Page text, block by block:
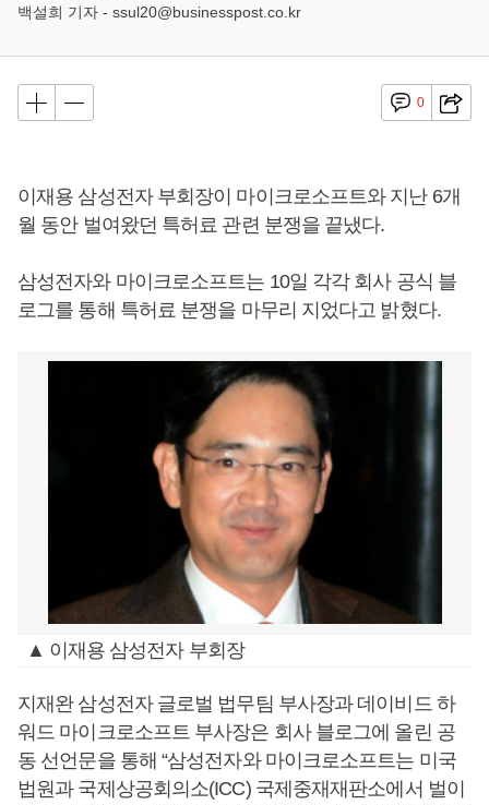
백설희 기자 - ssul20@businesspost.co.kr
0
이재용 삼성전자 부회장이 마이크로소프트와 지난 6개
월 동안 벌여왔던 특허료 관련 분쟁을 끝냈다.
삼성전자와 마이크로소프트는 10일 각각 회사 공식 블
로그를 통해 특허료 분쟁을 마무리 지었다고 밝혔다.
▲ 이재용 삼성전자 부회장
지재완 삼성전자 글로벌 법무팀 부사장과 데이비드 하
워드 마이크로소프트 부사장은 회사 블로그에 올린 공
동 선언문을 통해 “삼성전자와 마이크로소프트는 미국
법원과 국제상공회의소(ICC) 국제중재재판소에서 벌이